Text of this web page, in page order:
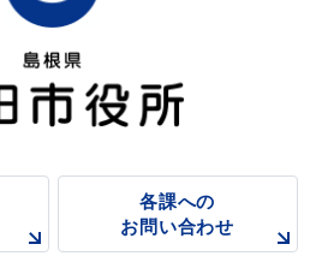
各課への
お問い合わせ